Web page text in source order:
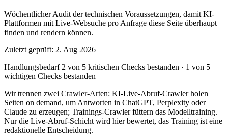
Wöchentlicher Audit der technischen Voraussetzungen, damit KI-
Plattformen mit Live-Websuche pro Anfrage diese Seite überhaupt
finden und rendern können.
Zuletzt geprüft: 2. Aug 2026
Handlungsbedarf 2 von 5 kritischen Checks bestanden · 1 von 5
wichtigen Checks bestanden
Wir trennen zwei Crawler-Arten: KI-Live-Abruf-Crawler holen
Seiten on demand, um Antworten in ChatGPT, Perplexity oder
Claude zu erzeugen; Trainings-Crawler füttern das Modelltraining.
Nur die Live-Abruf-Schicht wird hier bewertet, das Training ist eine
redaktionelle Entscheidung.